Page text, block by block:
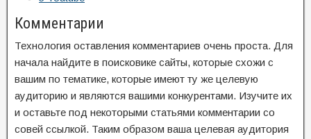
Комментарии
Технология оставления комментариев очень проста. Для
начала найдите в поисковике сайты, которые схожи с
вашим по тематике, которые имеют ту же целевую
аудиторию и являются вашими конкурентами. Изучите их
и оставьте под некоторыми статьями комментарии со
совей ссылкой. Таким образом ваша целевая аудитория